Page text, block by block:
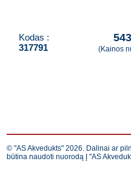
Kodas :
317791
(Kainos
© "AS Akvedukts" 2026. Dalinai ar
būtina naudoti nuorodą Į "AS